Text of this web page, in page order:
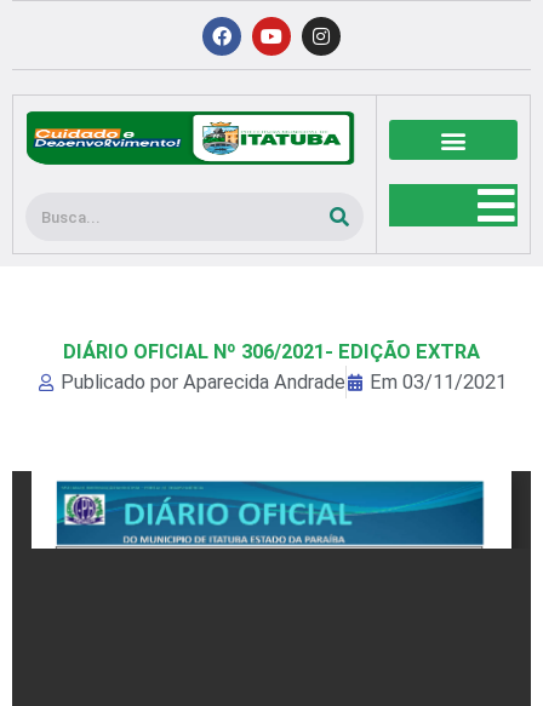
conteúdo
F
a
c
b
o
o
k
Y
o
u
u
b
e
I
n
s
a
g
r
a
Pesquisar
DIÁRIO OFICIAL Nº 306/2021- EDIÇÃO EXTRA
Publicado por Aparecida Andrade Em 03/11/2021